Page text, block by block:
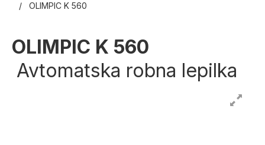
OLIMPIC K 560
OLIMPIC K 560
Avtomatska robna lepilka